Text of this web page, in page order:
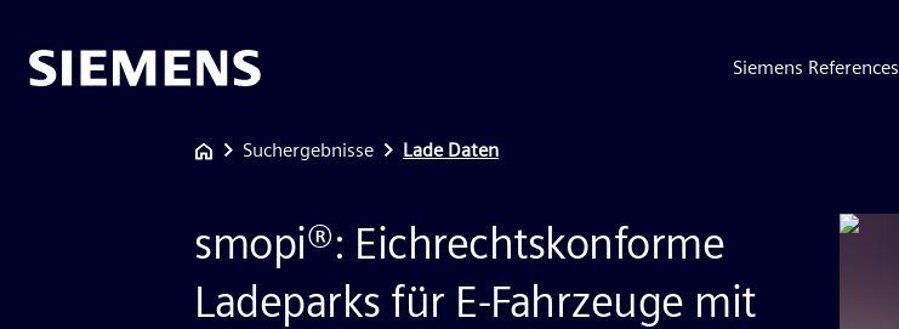
Siemens References
Suchergebnisse Lade Daten
smopi®: Eichrechtskonforme
Ladeparks für E-Fahrzeuge mit